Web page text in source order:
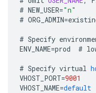
# NEW_USER="n"
# ORG_ADMIN=
# Specify
ENV_NAME=prod #
# Specify virtual
VHOST_PORT=9001
VHOST_NAME=default